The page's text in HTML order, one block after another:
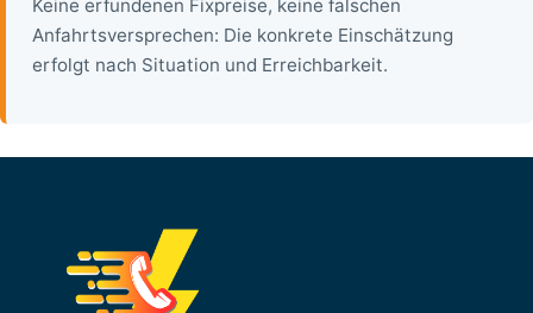
Keine erfundenen Fixpreise, keine falschen
Anfahrtsversprechen: Die konkrete Einschätzung
erfolgt nach Situation und Erreichbarkeit.